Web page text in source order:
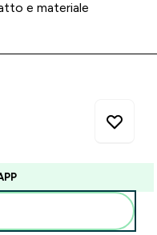
e materiale